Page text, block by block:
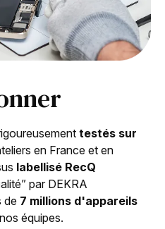
testés sur
en France et en
labellisé RecQ
par DEKRA
de 7 millions d'appareils
équipes.